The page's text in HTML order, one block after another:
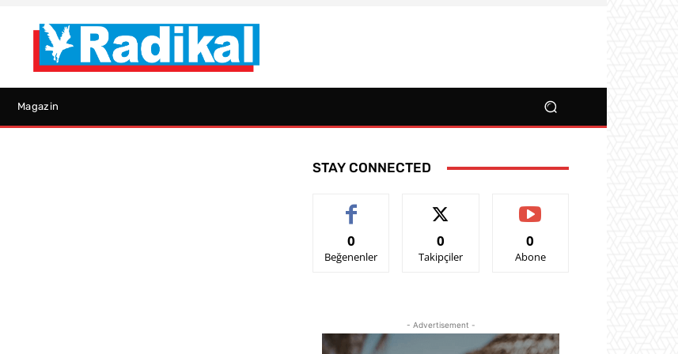
Magazin
STAY CONNECTED
0
Beğenenler
0
Takipçiler
0
Abone
- Advertisement -